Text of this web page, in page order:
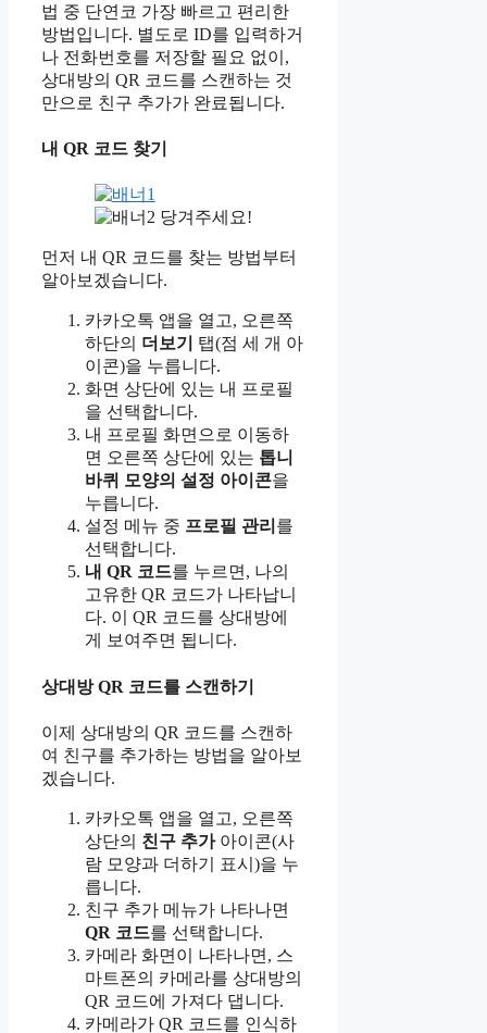
법 중 단연코 가장 빠르고 편리한
방법입니다. 별도로 ID를 입력하거
나 전화번호를 저장할 필요 없이,
상대방의 QR 코드를 스캔하는 것
만으로 친구 추가가 완료됩니다.
내 QR 코드 찾기
당겨주세요!
먼저 내 QR 코드를 찾는 방법부터
알아보겠습니다.
카카오톡 앱을 열고, 오른쪽
하단의 더보기
탭(점 세 개 아
이콘)을 누릅니다.
화면 상단에 있는 내 프로필
을 선택합니다.
내 프로필 화면으로 이동하
면 오른쪽 상단에 있는 톱니
바퀴 모양의 설정 아이콘을
누릅니다.
설정 메뉴 중 프로필 관리 를
선택합니다.
내 QR 코드를 누르면, 나의
고유한 QR 코드가 나타납니
다. 이 QR 코드를 상대방에
게 보여주면 됩니다.
상대방 QR 코드를 스캔하기
이제 상대방의 QR 코드를 스캔하
여 친구를 추가하는 방법을 알아보
겠습니다.
카카오톡 앱을 열고, 오른쪽
상단의 친구 추가아이콘(사
람 모양과 더하기 표시)을 누
릅니다.
친구 추가 메뉴가 나타나면
QR 코드를 선택합니다.
카메라 화면이 나타나면, 스
마트폰의 카메라를 상대방의
QR 코드에 가져다 댑니다.
카메라가 QR 코드를 인식하